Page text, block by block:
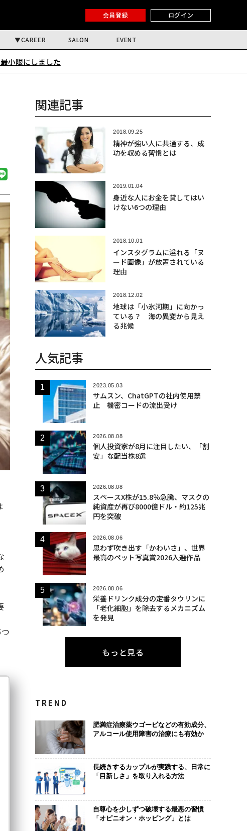
会員登録 ログイン
CAREER SALON EVENT
小限にしました
関連記事
2018.09.25
精神が強い人に共通する、成
功を収める習慣とは
2019.01.04
身近な人にお金を貸してはい
けない6つの理由
2018.10.01
インスタグラムに溢れる「ヌ
ード画像」が放置されている
理由
2018.12.02
地球は「小氷河期」に向かっ
ている？ 海の異変から見え
る兆候
人気記事
2023.05.03
サムスン、ChatGPTの社内使用禁
止 機密コードの流出受け
2026.08.08
個人投資家が8月に注目したい、「割
安」な配当株8選
2026.08.08
スペースX株が15.8％急騰、マスクの
純資産が再び8000億ドル・約125兆
円を突破
2026.08.06
思わず吹き出す「かわいさ」、世界
最高のペット写真賞2026入選作品
2026.08.06
栄養ドリンク成分の定番タウリンに
「老化細胞」を除去するメカニズム
を発見
もっと見る
TREND
肥満症治療薬ウゴービなどの有効成分、
アルコール使用障害の治療にも有効か
長続きするカップルが実践する、日常に
「目新しさ」を取り入れる方法
自尊心を少しずつ破壊する最悪の習慣
「オピニオン・ホッピング」とは